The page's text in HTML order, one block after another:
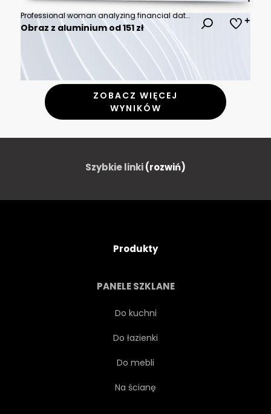
Professional woman analyzing financial data and business reports, using a pen to point at charts while working on a laptop at an office desk
Obraz z aluminium od 151 zł
ZOBACZ WIĘCEJ
WYNIKÓW
Szybkie linki(rozwiń)
Produkty
PANELE SZKLANE
Do kuchni
Do łazienki
Do mebli
Na ścianę